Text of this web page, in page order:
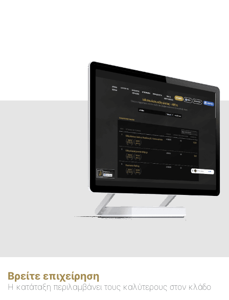
Βρείτε επιχείρηση
Η κατάταξη περιλαμβάνει τους καλύτερους στον κλάδο